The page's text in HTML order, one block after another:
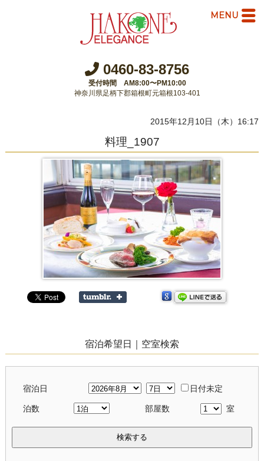
0460-83-8756
受付時間 AM8:00〜PM10:00
神奈川県足柄下郡箱根町元箱根103-401
2015年12月10日（木）16:17
料理_1907
宿泊希望日｜空室検索
宿泊日 日付未定
泊数 部屋数 室
検索する
MENU